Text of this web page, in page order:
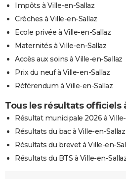
Impôts à Ville-en-Sallaz
Crèches à Ville-en-Sallaz
Ecole privée à Ville-en-Sallaz
Maternités à Ville-en-Sallaz
Accès aux soins à Ville-en-Sallaz
Prix du neuf à Ville-en-Sallaz
Référendum à Ville-en-Sallaz
Tous les résultats officiels
Résultat municipale 2026 à
Résultats du bac à Ville-en-Sallaz
Résultats du brevet à Ville-en-
Résultats du BTS à Ville-en-